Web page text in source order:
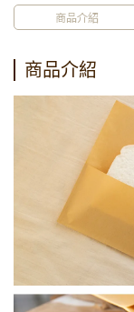
商品介紹
商品介紹